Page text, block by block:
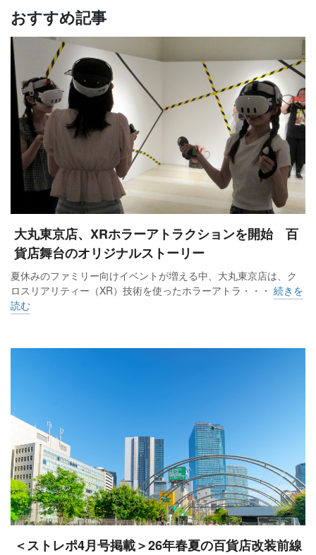
おすすめ記事
大丸東京店、XRホラーアトラクションを開始 百
貨店舞台のオリジナルストーリー
夏休みのファミリー向けイベントが増える中、大丸東京店は、ク
ロスリアリティー（XR）技術を使ったホラーアトラ・・・ 続きを
読む
＜ストレポ4月号掲載＞26年春夏の百貨店改装前線